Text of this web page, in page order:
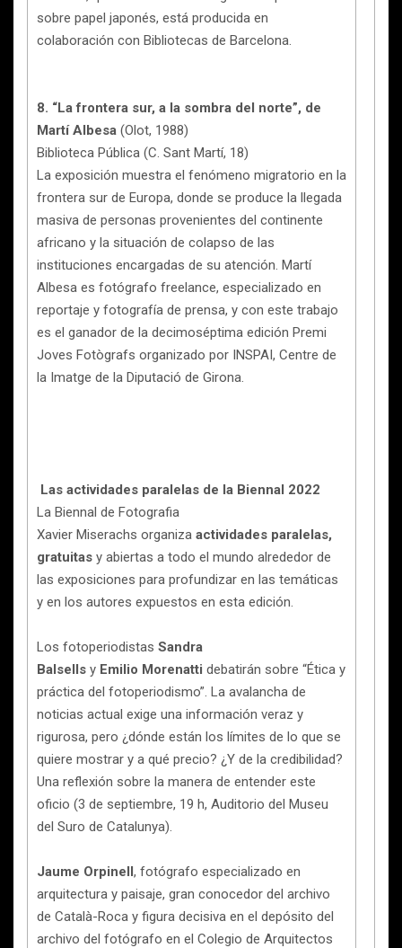
sobre papel japonés, está producida en
colaboración con Bibliotecas de Barcelona.
8. “La frontera sur, a la sombra del norte”, de
Martí Albesa (Olot, 1988)
Biblioteca Pública (C. Sant Martí, 18)
La exposición muestra el fenómeno migratorio en la
frontera sur de Europa, donde se produce la llegada
masiva de personas provenientes del continente
africano y la situación de colapso de las
instituciones encargadas de su atención. Martí
Albesa es fotógrafo freelance, especializado en
reportaje y fotografía de prensa, y con este trabajo
es el ganador de la decimoséptima edición Premi
Joves Fotògrafs organizado por INSPAI, Centre de
la Imatge de la Diputació de Girona.
Las actividades paralelas de la Biennal 2022
La Biennal de Fotografia
Xavier Miserachs organiza actividades paralelas,
gratuitas y abiertas a todo el mundo alrededor de
las exposiciones para profundizar en las temáticas
y en los autores expuestos en esta edición.
Los fotoperiodistas Sandra
Balsells y Emilio Morenatti debatirán sobre “Ética y
práctica del fotoperiodismo”. La avalancha de
noticias actual exige una información veraz y
rigurosa, pero ¿dónde están los límites de lo que se
quiere mostrar y a qué precio? ¿Y de la credibilidad?
Una reflexión sobre la manera de entender este
oficio (3 de septiembre, 19 h, Auditorio del Museu
del Suro de Catalunya).
Jaume Orpinell, fotógrafo especializado en
arquitectura y paisaje, gran conocedor del archivo
de Català-Roca y figura decisiva en el depósito del
archivo del fotógrafo en el Colegio de Arquitectos